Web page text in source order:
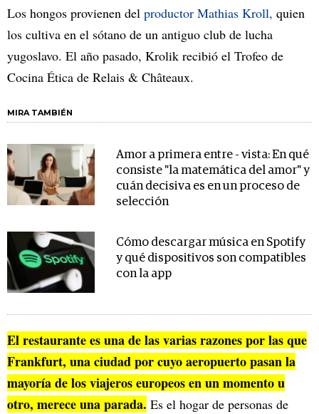
Los hongos provienen del productor Mathias Kroll, quien
los cultiva en el sótano de un antiguo club de lucha
yugoslavo. El año pasado, Krolik recibió el Trofeo de
Cocina Ética de Relais & Châteaux.
MIRA TAMBIÉN
Amor a primera entre - vista: En qué
consiste "la matemática del amor" y
cuán decisiva es en un proceso de
selección
Cómo descargar música en Spotify
y qué dispositivos son compatibles
con la app
El restaurante es una de las varias razones por las que
Frankfurt, una ciudad por cuyo aeropuerto pasan la
mayoría de los viajeros europeos en un momento u
otro, merece una parada. Es el hogar de personas de